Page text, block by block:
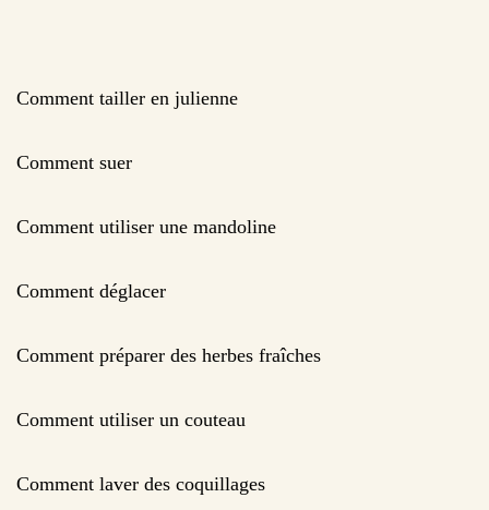
Comment tailler en julienne
Comment suer
Comment utiliser une mandoline
Comment déglacer
Comment préparer des herbes fraîches
Comment utiliser un couteau
Comment laver des coquillages